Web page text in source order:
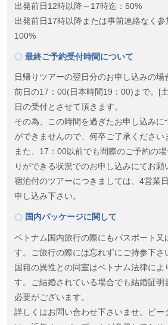
出発前日12時以降～17時迄：50%
出発前日17時以降または事前連絡なく参
100%
最終ご予約受付時間について
日帰りツアーの翌日分のお申し込みの
前日の17：00(日本時間19：00)まで。[
日の受付とさせて頂きます。
その為、この時間を過ぎたお申し込み
ができませんので、何卒ご了承ください
また、17：00以前でも間際のご予約の
りができる状況でのお申し込みにてお願
宿泊付のツアーにつきましては、4営業
申し込み下さい。
国内パッケージに関して
ベトナム国内旅行の際にもパスポート又
す。ご旅行の際には忘れずにご持参下さ
国籍の異性との同室はベトナム法律によ
す。ご結婚されている場合でも結婚証明
必要がございます。
詳しくはお問い合わせ下さいませ。ピー